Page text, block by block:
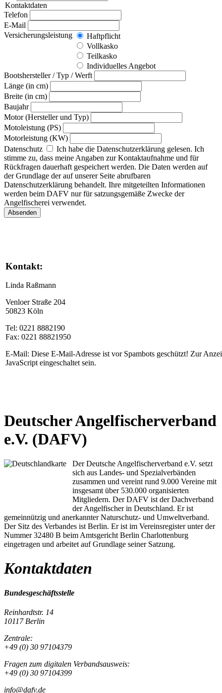
Kontaktdaten
Telefon
E-Mail
Versicherungsleistung
Haftpflicht
Vollkasko
Teilkasko
Individuelles Angebot
Bootshersteller / Typ / Werft
Länge (in cm)
Breite (in cm)
Baujahr
Motor (Hersteller und Typ)
Motoleistung (PS)
Motorleistung (KW)
Datenschutz
Ich habe die Datenschutzerklärung gelesen. Ich
stimme zu, dass meine Angaben zur Kontaktaufnahme und für
Rückfragen dauerhaft gespeichert werden. Die Daten werden auf
der Grundlage der auf unserer Seite abrufbaren
Datenschutzerklärung behandelt. Ihre mitgeteilten Informationen
werden beim DAFV nur für satzungsgemäße Zwecke der
Angelfischerei verwendet.
Absenden
Kontakt:
Linda Raßmann
Venloer Straße 204
50823 Köln
Tel: 0221 8882190
Fax: 0221 88821950
E-Mail: Diese E-Mail-Adresse ist vor Spambots geschützt! Zur
JavaScript eingeschaltet sein.
Deutscher Angelfischerverband
e.V. (DAFV)
Der Deutsche Angelfischerverband e.V. setzt
sich aus Landes- und Spezialverbänden
zusammen und vereint rund 9.000 Vereine mit
insgesamt über 530.000 organisierten
Mitgliedern. Der DAFV ist der Dachverband
der Angelfischer in Deutschland. Er ist
gemeinnützig und anerkannter Naturschutz- und Umweltverband.
Der Sitz des Verbandes ist Berlin. Er ist im Vereinsregister unter der
Nummer 32480 B beim Amtsgericht Berlin Charlottenburg
eingetragen und arbeitet auf Grundlage seiner Satzung.
Kontaktdaten
Bundesgeschäftsstelle
Reinhardtstr. 14
10117 Berlin
Zentrale:
+49 (0) 30 97104379
Fragen zum digitalen Verbandsausweis:
+49 (0) 30 97104399
info@dafv.de